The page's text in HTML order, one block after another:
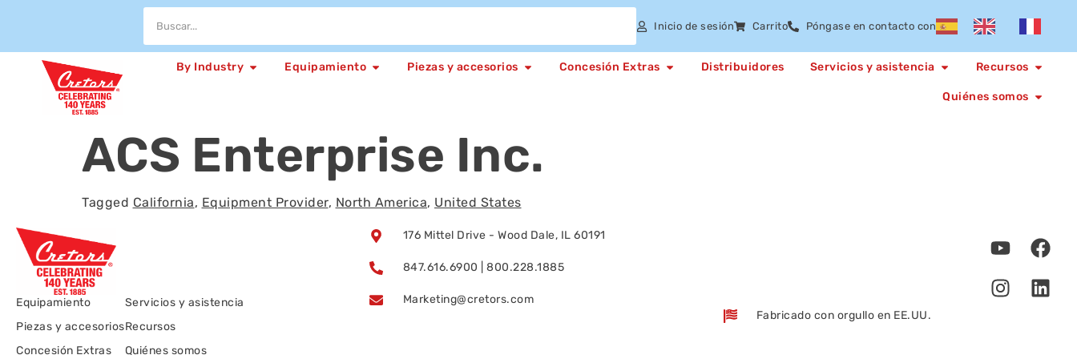
Inicio de sesión Carrito Póngase en contacto con
By Industry Equipamiento Piezas y accesorios Concesión Extras Distribuidores Servicios y asistencia Recursos
Quiénes somos
ACS Enterprise Inc.
Tagged California, Equipment Provider, North America, United States
Equipamiento
Piezas y accesorios
Concesión Extras
Servicios y asistencia
Recursos
Quiénes somos
176 Mittel Drive - Wood Dale, IL 60191
847.616.6900 | 800.228.1885
Marketing@cretors.com
Fabricado con orgullo en EE.UU.